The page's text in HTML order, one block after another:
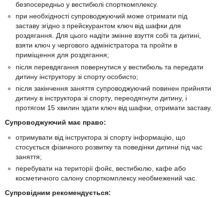
безпосередньо у вестибюлі спорткомплексу.
при необхідності супроводжуючий може отримати під
заставу згідно з прейскурантом ключ від шафки для
роздягання. Для цього надіти змінне взуття собі та дитині,
взяти ключ у чергового адміністратора та пройти в
приміщення для роздягання;
після перевдягання повернутися у вестибюль та передати
дитину інструктору зі спорту особисто;
після закінчення заняття супроводжуючий повинен прийняти
дитину в інструктора зі спорту, переодягнути дитину, і
протягом 15 хвилин здати ключ від шафки, отримати заставу.
Супроводжуючий має право:
отримувати від інструктора зі спорту інформацію, що
стосується фізичного розвитку та поведінки дитини під час
заняття;
перебувати на території фойє, вестибюлю, кафе або
косметичного салону спорткомплексу необмежений час.
Супровідним рекомендується: